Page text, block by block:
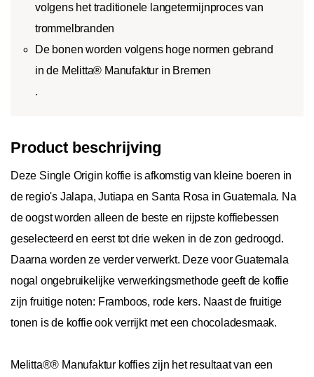
volgens het traditionele langetermijnproces van
trommelbranden
De bonen worden volgens hoge normen gebrand
in de Melitta® Manufaktur in Bremen
.
Product beschrijving
Deze Single Origin koffie is afkomstig van kleine boeren in
de regio's Jalapa, Jutiapa en Santa Rosa in Guatemala. Na
de oogst worden alleen de beste en rijpste koffiebessen
geselecteerd en eerst tot drie weken in de zon gedroogd.
Daarna worden ze verder verwerkt. Deze voor Guatemala
nogal ongebruikelijke verwerkingsmethode geeft de koffie
zijn fruitige noten: Framboos, rode kers. Naast de fruitige
tonen is de koffie ook verrijkt met een chocoladesmaak.
Melitta®® Manufaktur koffies zijn het resultaat van een